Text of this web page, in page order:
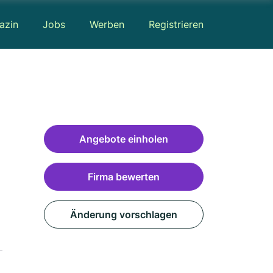
Jobs Werben Registrieren
Angebote einholen
Firma bewerten
Änderung vorschlagen